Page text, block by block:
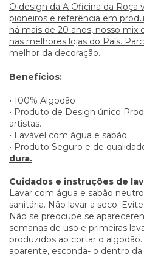
O design da A Oficina da Roça
pioneiros e referência em
há mais de 20 anos, nosso mix
nas melhores lojas do País.
melhor da decoração.
Benefícios:
• 100% Algodão
• Produto de Design único
artistas.
• Lavável com água e sabão.
• Produto Seguro e de
dura.
Cuidados e instruções de
Lavar com água e sabão
sanitária. Não lavar a seco;
Não se preocupe se
semanas de uso e primeiras
produzidos ao cortar o
aparente, esconda- o dentro